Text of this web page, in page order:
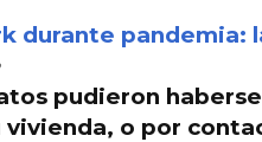
durante pandemia:
pudieron haberse
o por